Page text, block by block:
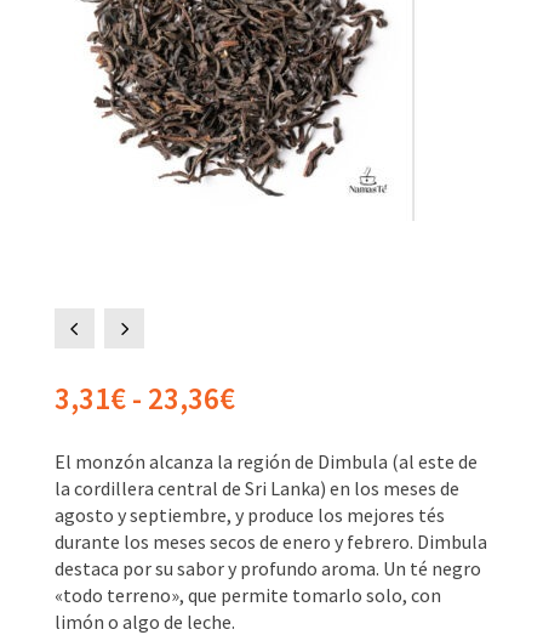
4 5
3,31€- 23,36€Rango
precios:
desde
3,31€
hasta
23,36€
El monzón alcanza la región de Dimbula (al este de
la cordillera central de Sri Lanka) en los meses de
agosto y septiembre, y produce los mejores tés
durante los meses secos de enero y febrero. Dimbula
destaca por su sabor y profundo aroma. Un té negro
«todo terreno», que permite tomarlo solo, con
limón o algo de leche.